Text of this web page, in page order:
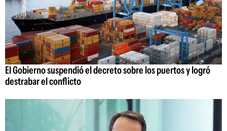
El Gobierno suspendió el decreto sobre los puertos y logró
destrabar el conflicto